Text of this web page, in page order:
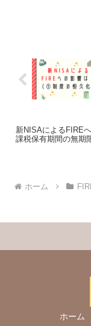
新NISAによるFIRE
課税保有期間の無期
ホーム
ホーム